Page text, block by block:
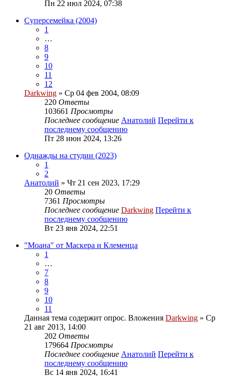
Пн 22 июл 2024, 07:38
Суперсемейка (2004)
1
…
8
9
10
11
12
Darkwing » Ср 04 фев 2004, 08:09
220 Ответы
103661 Просмотры
Последнее сообщение Анатолий Перейти к
последнему сообщению
Пт 28 июн 2024, 13:26
Однажды на студии (2023)
1
2
Анатолий » Чт 21 сен 2023, 17:29
20 Ответы
7361 Просмотры
Последнее сообщение Darkwing Перейти к
последнему сообщению
Вт 23 янв 2024, 22:51
"Моана" от Маскера и Клеменца
1
…
7
8
9
10
11
Данная тема содержит опрос. Вложения Darkwing » Ср
21 авг 2013, 14:00
202 Ответы
179664 Просмотры
Последнее сообщение Анатолий Перейти к
последнему сообщению
Вс 14 янв 2024, 16:41